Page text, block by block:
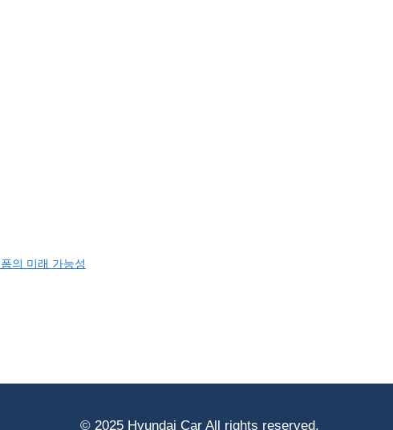
의 미래 가능성
© 2025 Hyundai Car All rights reserved.